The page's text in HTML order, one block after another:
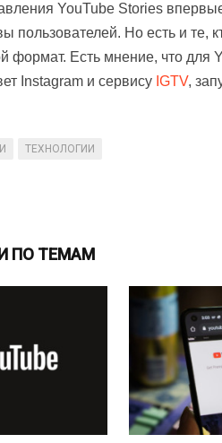
YouTube Stories
пользователей. Но есть и те,
формат. Есть мнение, что
Instagram и сервису IGTV,
ТЕХНОЛОГИИ
ПО ТЕМАМ